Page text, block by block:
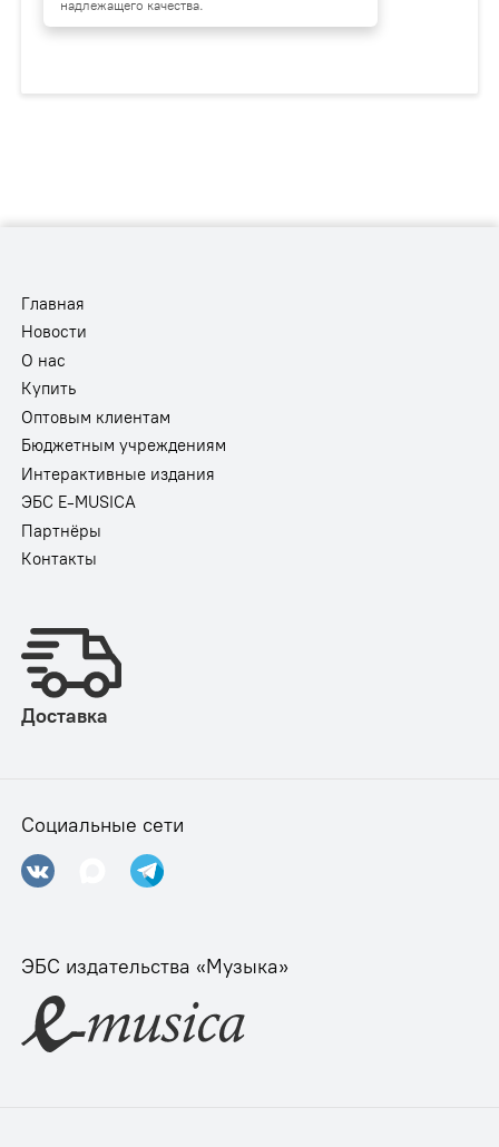
надлежащего качества.
Главная
Новости
О нас
Купить
Оптовым клиентам
Бюджетным учреждениям
Интерактивные издания
ЭБС E-MUSICA
Партнёры
Контакты
Доставка
Социальные сети
ЭБС издательства «Музыка»